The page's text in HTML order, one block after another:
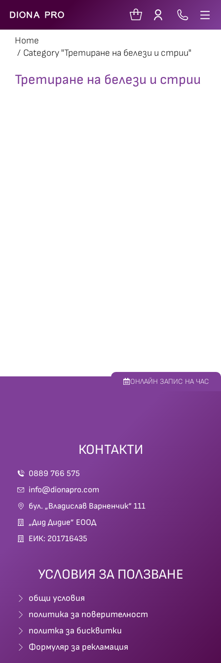
You are here:
Home
Category "Третиране на белези и стрии"
Третиране на белези и стрии
КОНТАКТИ
0889 766 575
info@dionapro.com
бул. „Владислав Варненчик“ 111
„Дид Дидие” ЕООД
ЕИК: 201716435
УСЛОВИЯ ЗА ПОЛЗВАНЕ
общи условия
политика за поверителност
политка за бисквитки
Формуляр за рекламация
ОНЛАЙН ЗАПИС НА ЧАС